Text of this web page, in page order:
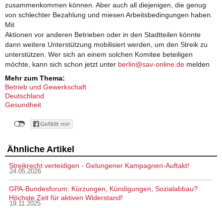
zusammenkommen können. Aber auch all diejenigen, die genug
von schlechter Bezahlung und miesen Arbeitsbedingungen haben.
Mit
Aktionen vor anderen Betrieben oder in den Stadtteilen könnte
dann weitere Unterstützung mobilisiert werden, um den Streik zu
unterstützen. Wer sich an einem solchen Komitee beteiligen
möchte, kann sich schon jetzt unter berlin@sav-online.de melden
Mehr zum Thema:
Betrieb und Gewerkschaft
Deutschland
Gesundheit
Ähnliche Artikel
Streikrecht verteidigen - Gelungener Kampagnen-Auftakt!
24.05.2026
GPA-Bundesforum: Kürzungen, Kündigungen, Sozialabbau?
Höchste Zeit für aktiven Widerstand!
19.11.2025